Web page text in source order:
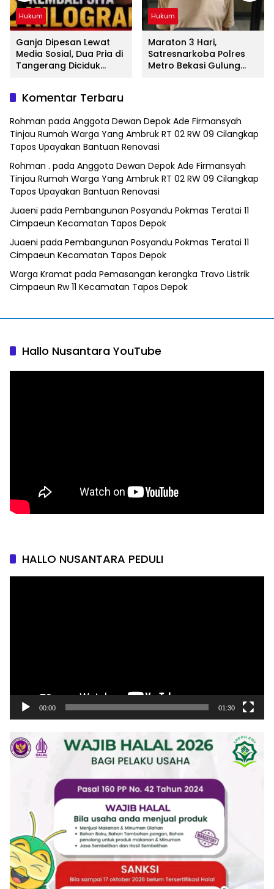
Hukum
Ganja Dipesan Lewat
Media Sosial, Dua Pria di
Tangerang Diciduk
Hukum
Maraton 3 Hari,
Satresnarkoba Polres
Metro Bekasi Gulung
Komentar Terbaru
Rohman pada Anggota Dewan Depok Ade Firmansyah
Tinjau Rumah Warga Yang Ambruk RT 02 RW 09 Cilangkap
Tapos Upayakan Bantuan Renovasi
Rohman . pada Anggota Dewan Depok Ade Firmansyah
Tinjau Rumah Warga Yang Ambruk RT 02 RW 09 Cilangkap
Tapos Upayakan Bantuan Renovasi
Juaeni pada Pembangunan Posyandu Pokmas Teratai 11
Cimpaeun Kecamatan Tapos Depok
Juaeni pada Pembangunan Posyandu Pokmas Teratai 11
Cimpaeun Kecamatan Tapos Depok
Warga Kramat pada Pemasangan kerangka Travo Listrik
Cimpaeun Rw 11 Kecamatan Tapos Depok
Hallo Nusantara YouTube
HALLO NUSANTARA PEDULI
00:00 01:30